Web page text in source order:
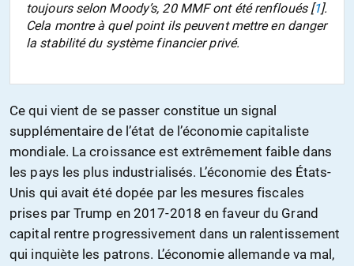
toujours selon Moody’s, 20 MMF ont été renfloués [1].
Cela montre à quel point ils peuvent mettre en danger
la stabilité du système financier privé.
Ce qui vient de se passer constitue un signal
supplémentaire de l’état de l’économie capitaliste
mondiale. La croissance est extrêmement faible dans
les pays les plus industrialisés. L’économie des États-
Unis qui avait été dopée par les mesures fiscales
prises par Trump en 2017-2018 en faveur du Grand
capital rentre progressivement dans un ralentissement
qui inquiète les patrons. L’économie allemande va mal,